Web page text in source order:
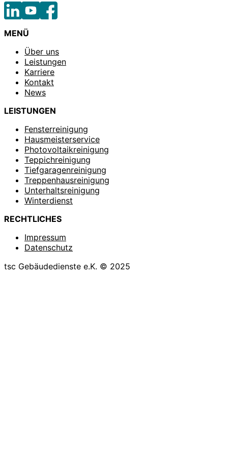
MENÜ
Über uns
Leistungen
Karriere
Kontakt
News
LEISTUNGEN
Fensterreinigung
Hausmeisterservice
Photovoltaikreinigung
Teppichreinigung
Tiefgaragenreinigung
Treppenhausreinigung
Unterhaltsreinigung
Winterdienst
RECHTLICHES
Impressum
Datenschutz
tsc Gebäudedienste e.K. © 2025